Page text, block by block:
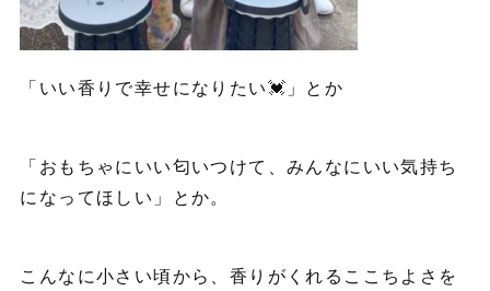
「いい香りで幸せになりたい💓」とか
「おもちゃにいい匂いつけて、みんなにいい気持ち
になってほしい」とか。
こんなに小さい頃から、香りがくれるここちよさを